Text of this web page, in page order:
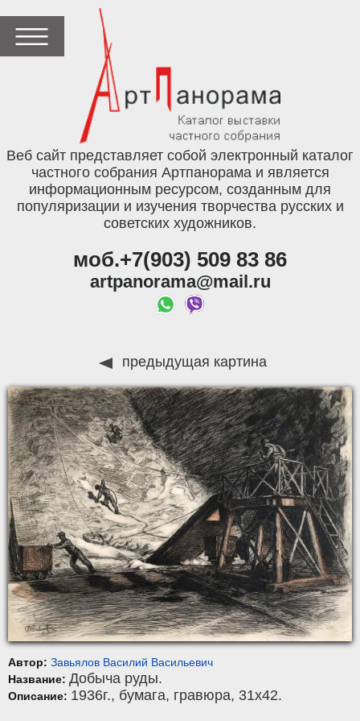
Веб сайт представляет собой электронный каталог
частного собрания Артпанорама и является
информационным ресурсом, созданным для
популяризации и изучения творчества русских и
советских художников.
моб.+7(903) 509 83 86
artpanorama@mail.ru
предыдущая картина
Автор: Завьялов Василий Васильевич
Название: Добыча руды.
Описание: 1936г., бумага, гравюра, 31x42.